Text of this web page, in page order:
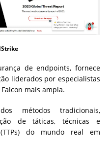
de endpoints, fornece
liderados por especialistas
mais ampla.
métodos tradicionais,
de táticas, técnicas e
do mundo real em